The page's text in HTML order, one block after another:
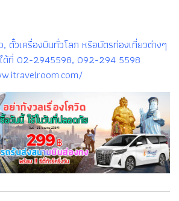
ตั๋วเครื่องบินทั่วโลก หรือบัตรท่องเที่ยวต่างๆ
ด้ที่ 02-2945598, 092-294 5598